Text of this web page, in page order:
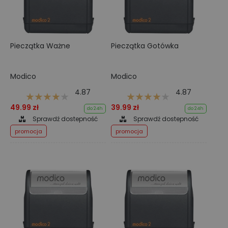
Pieczątka Ważne
Modico
4.87
49.99 zł
do 24h
Sprawdź dostepność
promocja
Pieczątka Gotówka
Modico
4.87
39.99 zł
do 24h
Sprawdź dostepność
promocja